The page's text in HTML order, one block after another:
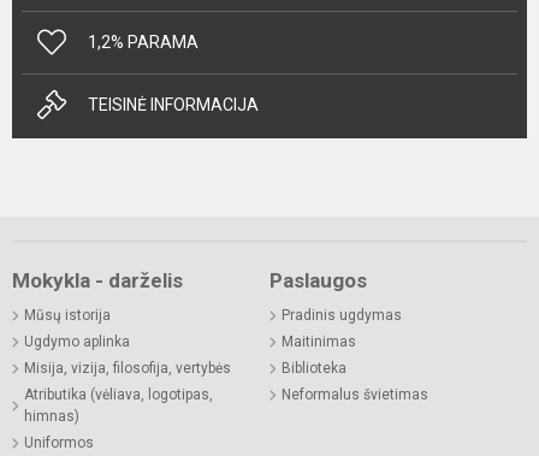
1,2% PARAMA
TEISINĖ INFORMACIJA
Mokykla - darželis
Mūsų istorija
Ugdymo aplinka
Misija, vizija, filosofija, vertybės
Atributika (vėliava, logotipas,
himnas)
Uniformos
Paslaugos
Pradinis ugdymas
Maitinimas
Biblioteka
Neformalus švietimas